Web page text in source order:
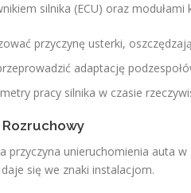
silnika (ECU) oraz
przyczynę usterki,
adaptację
pracy silnika w czasie
Rozruchowy
przyczyna unieruchomienia auta
się we znaki instalacjom.